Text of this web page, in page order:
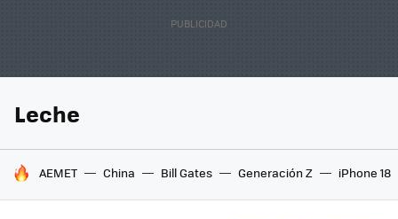
Leche
HOY SE HABLA DE
AEMET China Bill Gates Generación Z iPhone 18